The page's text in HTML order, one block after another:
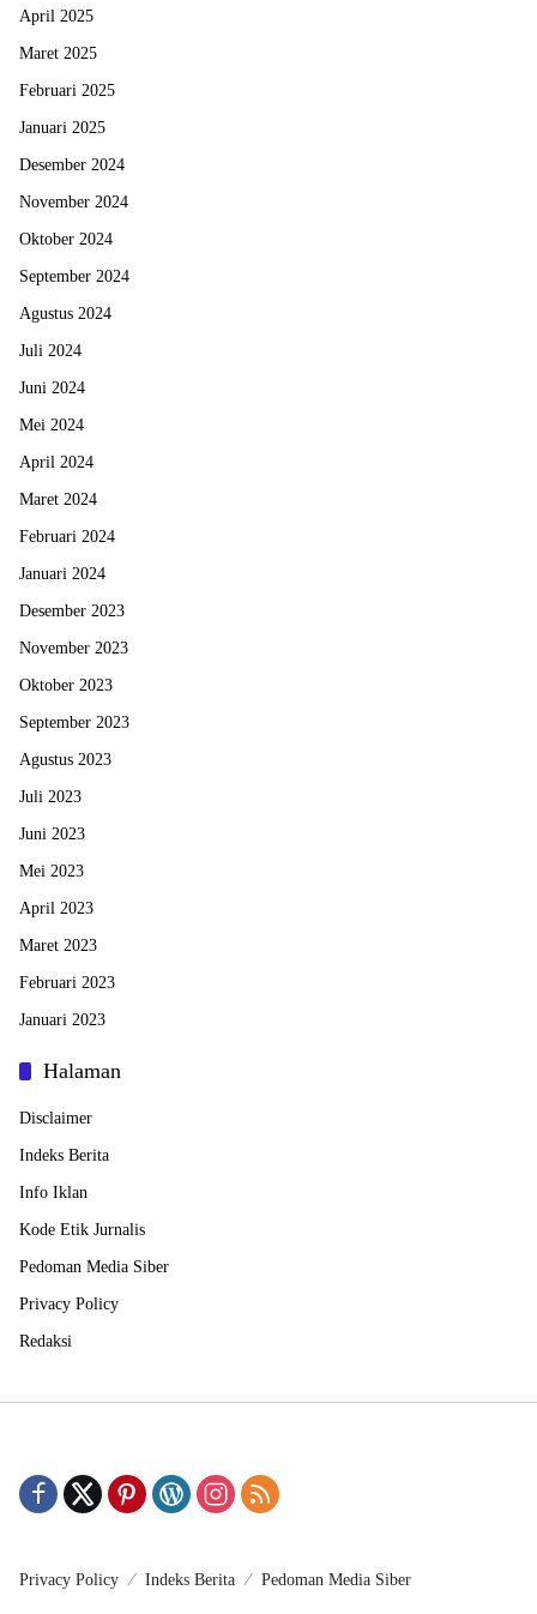
April 2025
Maret 2025
Februari 2025
Januari 2025
Desember 2024
November 2024
Oktober 2024
September 2024
Agustus 2024
Juli 2024
Juni 2024
Mei 2024
April 2024
Maret 2024
Februari 2024
Januari 2024
Desember 2023
November 2023
Oktober 2023
September 2023
Agustus 2023
Juli 2023
Juni 2023
Mei 2023
April 2023
Maret 2023
Februari 2023
Januari 2023
Halaman
Disclaimer
Indeks Berita
Info Iklan
Kode Etik Jurnalis
Pedoman Media Siber
Privacy Policy
Redaksi
Privacy Policy Indeks Berita Pedoman Media Siber